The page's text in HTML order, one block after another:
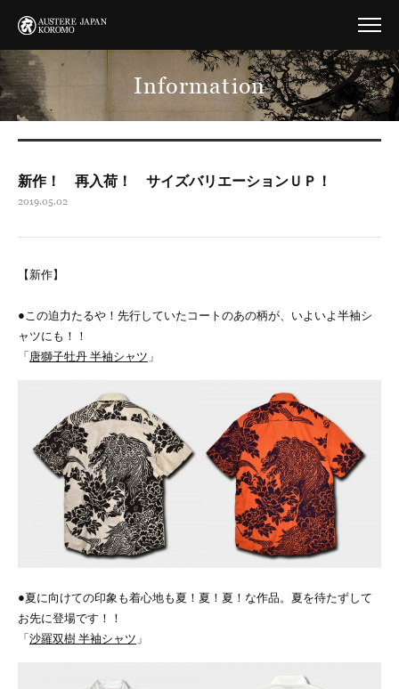
Information
新作！ 再入荷！ サイズバリエーションＵＰ！
2019.05.02
【新作】
●この迫力たるや！先行していたコートのあの柄が、いよいよ半袖シ
ャツにも！！
「唐獅子牡丹 半袖シャツ 」
●夏に向けての印象も着心地も夏！夏！夏！な作品。夏を待たずして
お先に登場です！！
「沙羅双樹 半袖シャツ 」